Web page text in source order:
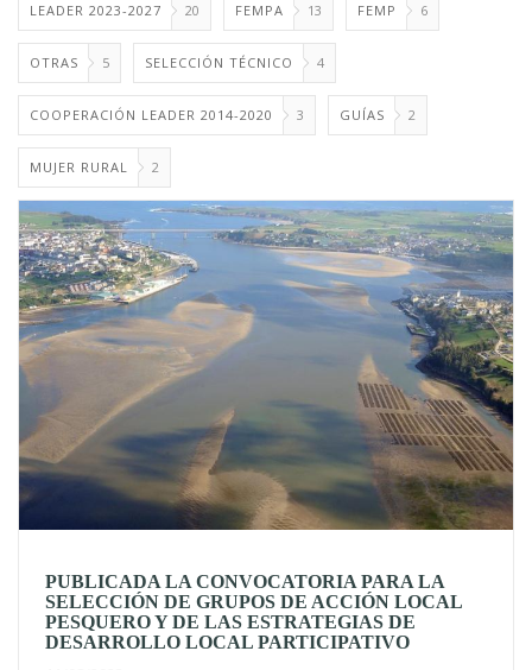
LEADER 2023-2027 20 FEMPA 13 FEMP 6
OTRAS 5 SELECCIÓN TÉCNICO 4
COOPERACIÓN LEADER 2014-2020 3 GUÍAS 2
MUJER RURAL 2
PUBLICADA LA CONVOCATORIA PARA LA
SELECCIÓN DE GRUPOS DE ACCIÓN LOCAL
PESQUERO Y DE LAS ESTRATEGIAS DE
DESARROLLO LOCAL PARTICIPATIVO